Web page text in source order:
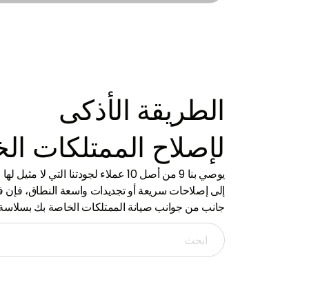
الطريقة الأذكى
لإصلاح الممتلكات
يوصي بنا 9 من أصل 10 عملاء لجودتنا
إلى إصلاحات سريعة أو تجديدات واسعة النطاق، فإن
جانب من جوانب صيانة الممتلكات الخاصة بك